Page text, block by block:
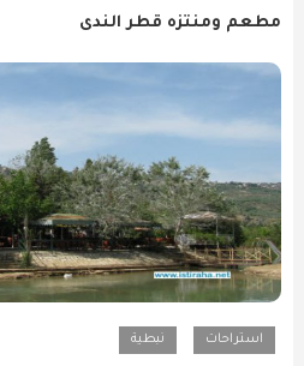
مطعم ومنتزه قطر الندى
استراحات نبطية